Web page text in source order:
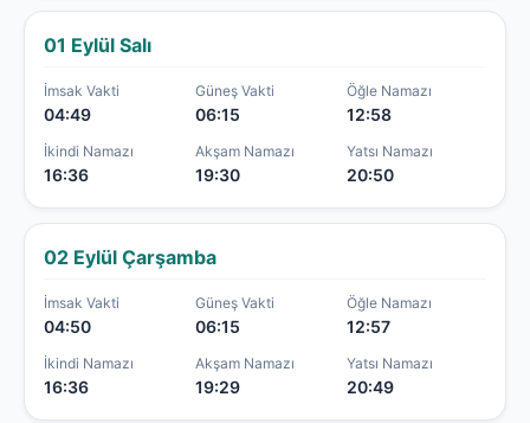
01 Eylül Salı
İmsak Vakti
04:49
Güneş Vakti
06:15
Öğle Namazı
12:58
İkindi Namazı
16:36
Akşam Namazı
19:30
Yatsı Namazı
20:50
02 Eylül Çarşamba
İmsak Vakti
04:50
Güneş Vakti
06:15
Öğle Namazı
12:57
İkindi Namazı
16:36
Akşam Namazı
19:29
Yatsı Namazı
20:49